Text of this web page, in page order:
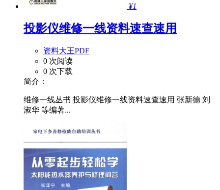
¥1
投影仪维修一线资料速查速用
资料大王PDF
0 次阅读
0 次下载
简介：
维修一线丛书 投影仪维修一线资料速查速用 张新德 刘
淑华 等编著...